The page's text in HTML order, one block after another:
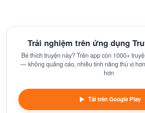
Trải nghiệm trên ứng dụng
Bé thích truyện này? Trên app còn 1000+
— không quảng cáo, nhiều tính năng thú vị
hơn
Tải trên Google Play